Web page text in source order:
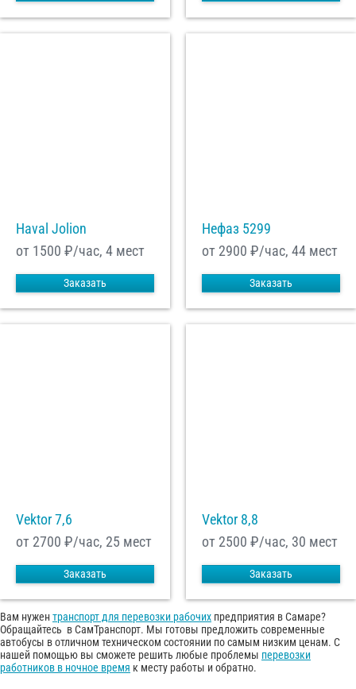
Haval Jolion
от 1500 ₽/час, 4 мест
Заказать
Нефаз 5299
от 2900 ₽/час, 44 мест
Заказать
Vektor 7,6
от 2700 ₽/час, 25 мест
Заказать
Vektor 8,8
от 2500 ₽/час, 30 мест
Заказать
Вам нужен транспорт для перевозки рабочих предприятия в Самаре?
Обращайтесь в СамТранспорт. Мы готовы предложить современные
автобусы в отличном техническом состоянии по самым низким ценам. С
нашей помощью вы сможете решить любые проблемы перевозки
работников в ночное время к месту работы и обратно.